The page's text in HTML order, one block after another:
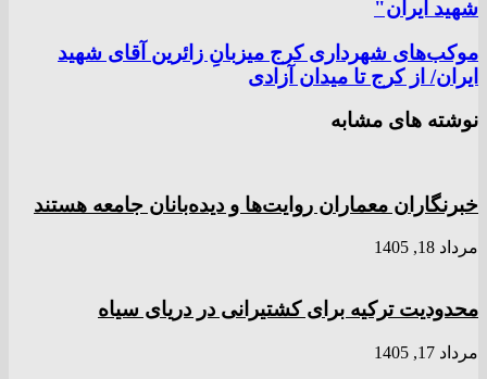
شهید ایران"
موکب‌های شهرداری کرج میزبانِ زائرین آقای شهید
ایران/ از کرج تا میدان آزادی
نوشته های مشابه
خبرنگاران معماران روایت‌ها و دیده‌بانان جامعه هستند
مرداد 18, 1405
محدودیت ترکیه برای کشتیرانی در دریای سیاه
مرداد 17, 1405